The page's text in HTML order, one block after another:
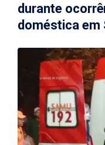
durante
doméstica em